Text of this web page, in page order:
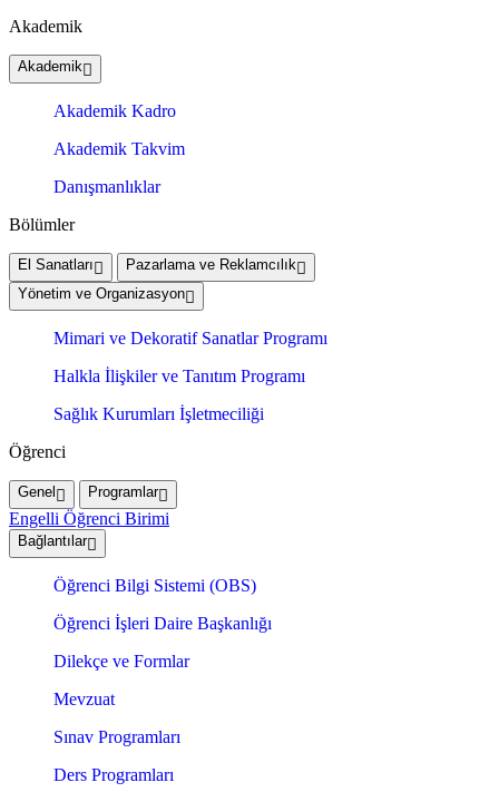
Akademik
Akademik
Akademik Kadro
Akademik Takvim
Danışmanlıklar
Bölümler
El Sanatları
Pazarlama ve Reklamcılık
Yönetim ve Organizasyon
Mimari ve Dekoratif Sanatlar Programı
Halkla İlişkiler ve Tanıtım Programı
Sağlık Kurumları İşletmeciliği
Öğrenci
Genel Programlar
Engelli Öğrenci Birimi
Bağlantılar
Öğrenci Bilgi Sistemi (OBS)
Öğrenci İşleri Daire Başkanlığı
Dilekçe ve Formlar
Mevzuat
Sınav Programları
Ders Programları